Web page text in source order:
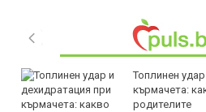
Топлинен
кърмачета:
родителите